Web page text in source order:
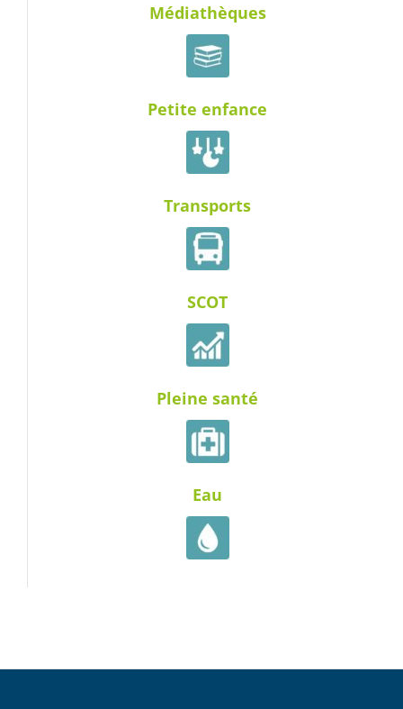
Médiathèques
Petite enfance
Transports
SCOT
Pleine santé
Eau